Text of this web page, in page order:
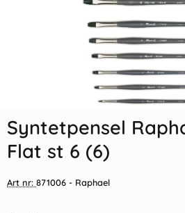
Syntetpensel
Flat st 6 (6)
Art nr: 871006 - Raphael